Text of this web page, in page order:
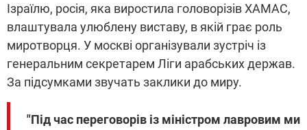
Ізраїлю, росія, яка виростила головорізів ХАМАС,
влаштувала улюблену виставу, в якій грає роль
миротворця. У москві організували зустріч із
генеральним секретарем Ліги арабських держав.
За підсумками звучать заклики до миру.
"Під час переговорів із міністром лавровим ми